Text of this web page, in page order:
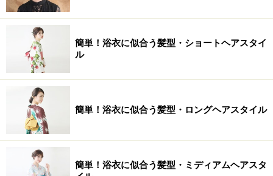
簡単！浴衣に似合う髪型・ショートヘアスタイ
ル
簡単！浴衣に似合う髪型・ロングヘアスタイル
簡単！浴衣に似合う髪型・ミディアムヘアスタ